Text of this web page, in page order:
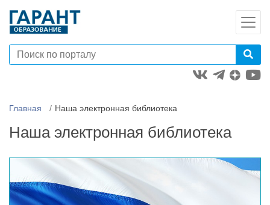
Главная Наша электронная библиотека
Наша электронная библиотека